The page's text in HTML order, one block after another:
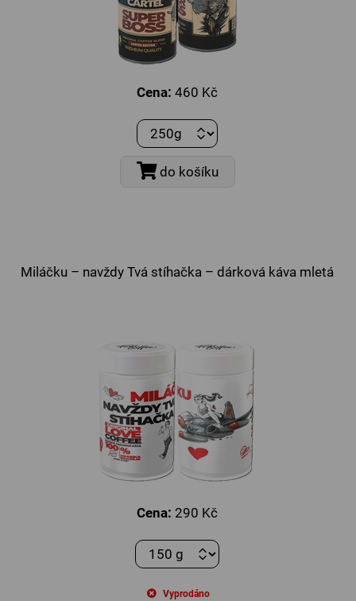
Cena: 460 Kč
do košíku
Miláčku – navždy Tvá stíhačka – dárková káva mletá
Cena: 290 Kč
Vyprodáno